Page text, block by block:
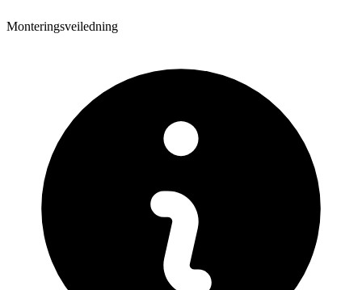
Monteringsveiledning